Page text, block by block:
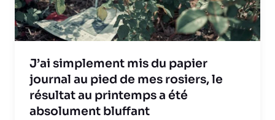
J’ai simplement mis du papier
journal au pied de mes rosiers, le
résultat au printemps a été
absolument bluffant